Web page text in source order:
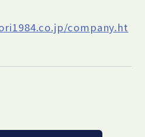
company.ht